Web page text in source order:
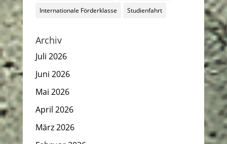
Internationale Förderklasse Studienfahrt
Archiv
Juli 2026
Juni 2026
Mai 2026
April 2026
März 2026